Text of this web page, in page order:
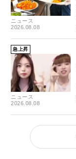
ニュース
2026.08.08
急上昇
ニュース
2026.08.08